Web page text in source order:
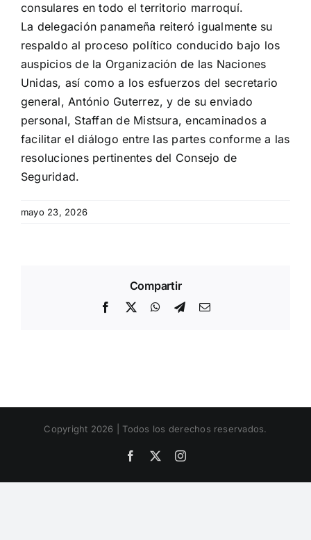
consulares en todo el territorio marroquí.
La delegación panameña reiteró igualmente su
respaldo al proceso político conducido bajo los
auspicios de la Organización de las Naciones
Unidas, así como a los esfuerzos del secretario
general, António Guterrez, y de su enviado
personal, Staffan de Mistsura, encaminados a
facilitar el diálogo entre las partes conforme a las
resoluciones pertinentes del Consejo de
Seguridad.
mayo 23, 2026
Compartir
Facebook
X WhatsApp
TelegramEmail
Copyright 2026 | Todos los derechos reservados.
Facebook Instagram